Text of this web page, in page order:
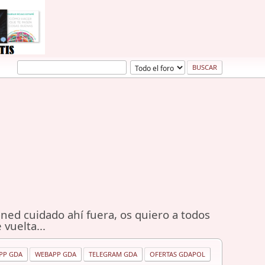
cuidado ahí fuera, os quiero a todos
vuelta...
GDA WEBAPP GDA TELEGRAM GDA OFERTAS GDAPOL